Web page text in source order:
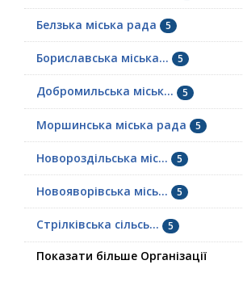
Белзька міська рада 5
Бориславська міська... 5
Добромильська міськ... 5
Моршинська міська рада 5
Новороздільська міс... 5
Новояворівська місь... 5
Стрілківська сільсь... 5
Показати більше Організації